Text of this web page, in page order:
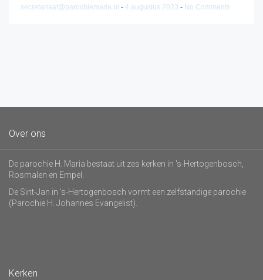
secretariaat@parochiemaria.nl - 4 augustus 2023 - No Comments
Over ons
De parochie H. Maria bestaat uit zes kerken in 's-Hertogenbosch,
Rosmalen en Empel.
De Sint-Jan in 's-Hertogenbosch vormt een zelfstandige parochie
(Parochie H. Johannes Evangelist).
Kerken